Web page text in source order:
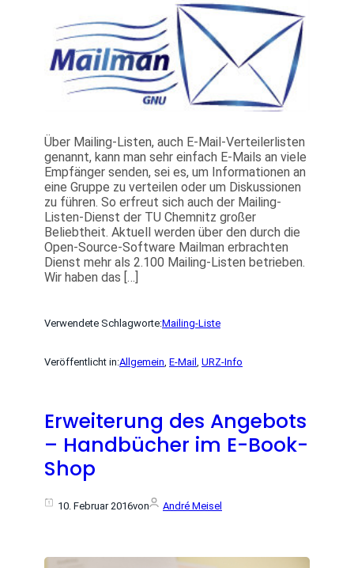
Über Mailing-Listen, auch E-Mail-Verteilerlisten
genannt, kann man sehr einfach E-Mails an viele
Empfänger senden, sei es, um Informationen an
eine Gruppe zu verteilen oder um Diskussionen
zu führen. So erfreut sich auch der Mailing-
Listen-Dienst der TU Chemnitz großer
Beliebtheit. Aktuell werden über den durch die
Open-Source-Software Mailman erbrachten
Dienst mehr als 2.100 Mailing-Listen betrieben.
Wir haben das […]
Verwendete Schlagworte:Mailing-Liste
Veröffentlicht in:Allgemein, E-Mail , URZ-Info
Erweiterung des Angebots
– Handbücher im E-Book-
Shop
10. Februar 2016von André Meisel